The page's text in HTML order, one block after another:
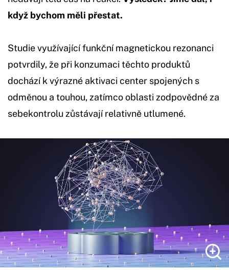
když bychom měli přestat.
Studie využívající funkční magnetickou rezonanci
potvrdily, že při konzumaci těchto produktů
dochází k výrazné aktivaci center spojených s
odměnou a touhou, zatímco oblasti zodpovědné za
sebekontrolu zůstávají relativně utlumené.